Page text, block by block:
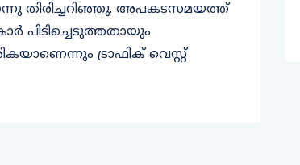
തിരിച്ചറിഞ്ഞു. അപകടസമയത്ത്
പിടിച്ചെടുത്തതായും
ട്രാഫിക് വെസ്റ്റ്